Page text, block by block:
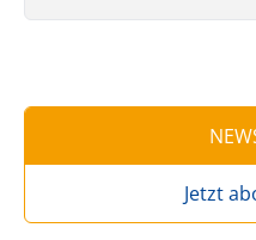
Jetzt